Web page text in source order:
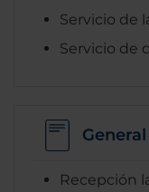
Servicio de
Servicio de
General
Recepción